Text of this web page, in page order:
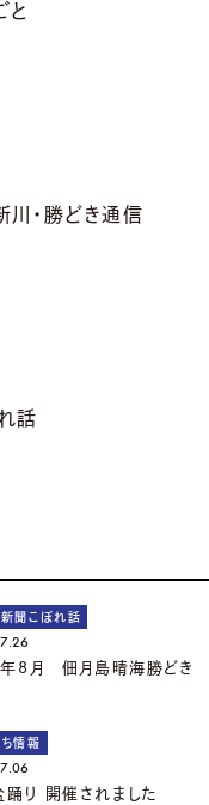
と
川・勝どき通信
話
聞こぼれ話
8月 佃月島晴海勝どき
情報
踊り 開催されました